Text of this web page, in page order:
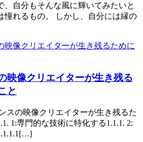
、自分もそんな風に輝いてみたいと
憧れるもの。 しかし、自分には縁の
映像クリエイターが生き残る
と
スの映像クリエイターが生き残るた
1:専門的な技術に特化する1.1.1. 2: